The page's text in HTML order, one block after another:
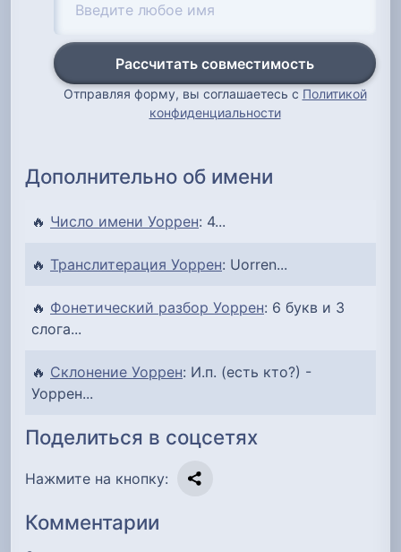
Рассчитать совместимость
Отправляя форму, вы соглашаетесь с Политикой
конфиденциальности
Дополнительно об имени
🔥 Число имени Уоррен: 4...
🔥 Транслитерация Уоррен: Uorren...
🔥 Фонетический разбор Уоррен: 6 букв и 3
слога...
🔥 Склонение Уоррен: И.п. (есть кто?) -
Уоррен...
Поделиться в соцсетях
Нажмите на кнопку:
Комментарии